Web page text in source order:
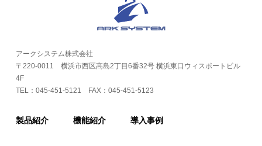
アークシステム株式会社
〒220-0011 横浜市西区高島2丁目6番32号 横浜東口ウィスポートビル
4F
TEL： 045-451-5121 FAX：045-451-5123
製品紹介 機能紹介 導入事例